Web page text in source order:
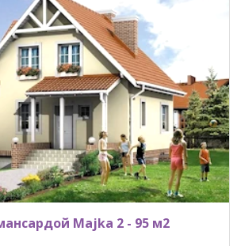
Majka 2 - 95 м2